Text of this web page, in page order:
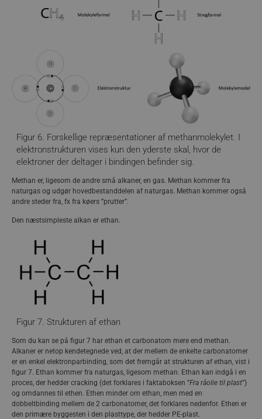
Råolie, er den ubehandlede olie, som udvindes fra
undergrunden. Plastens byggesten kommer fra råolie, faktisk
anvendes omkring 6% af råolien til plast. Råolie består af
forskellige organiske stoffer med lidt forskellig opbygning.
Nogle af forbindelserne indeholder andre også andre
grundstoffer end carbon og hydrogen. Det er illustreret i figur
5.
Figur 5. Sammensætningen af råolie
Råolien består primært af carbonhydrider (en kemisk
forbindelse, der kun indeholder C og H), herunder såkaldte
alifatiske alkaner, cycloalkaner, og aromatiske forbindelser –
disse stoffer forklares i næste afsnit. Råolie indeholder også
nogle meget store og tunge carbonhydrider, der kaldes
bitumen eller asfaltener, som er tjærelignende stoffer der
bruger til … ja asfalt. Råolie indeholder ud over carbon og
hydrogen også lidt svovl, nitrogen og oxygen, samt spor af
Figur 6. Forskellige repræsentationer af methanmolekylet. I
elektronstrukturen vises kun den yderste skal, hvor de
elektroner der deltager i bindingen befinder sig.
Methan er, ligesom de andre små alkaner, en gas. Methan kommer fra
naturgas og udgør hovedbestanddelen af naturgas. Methan kommer også
andre steder fra, fx fra køers ”prutter”.
Den næstsimpleste alkan er ethan.
Figur 7. Strukturen af ethan
Som du kan se på figur 7 har ethan et carbonatom mere end methan.
Alkaner er netop kendetegnede ved, at der mellem de enkelte carbonatomer
er en enkel elektronparbinding, som det fremgår at strukturen af ethan, vist i
figur 7. Ethan kommer fra naturgas, ligesom methan. Ethan kan indgå i en
proces, der hedder cracking (det forklares i faktaboksen ”Fra råolie til plast”)
og omdannes til ethen. Ethen minder om ethan, men med en
dobbeltbinding mellem de 2 carbonatomer, det forklares nedenfor. Ethen er
den primære byggesten i den plasttype, der hedder PE-plast.